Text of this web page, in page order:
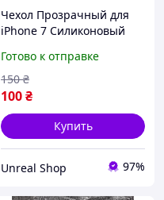
Чехол Прозрачный для
iPhone 7 Силиконовый
Готово к отправке
100₴
150 ₴
Купить
Unreal Shop 97%